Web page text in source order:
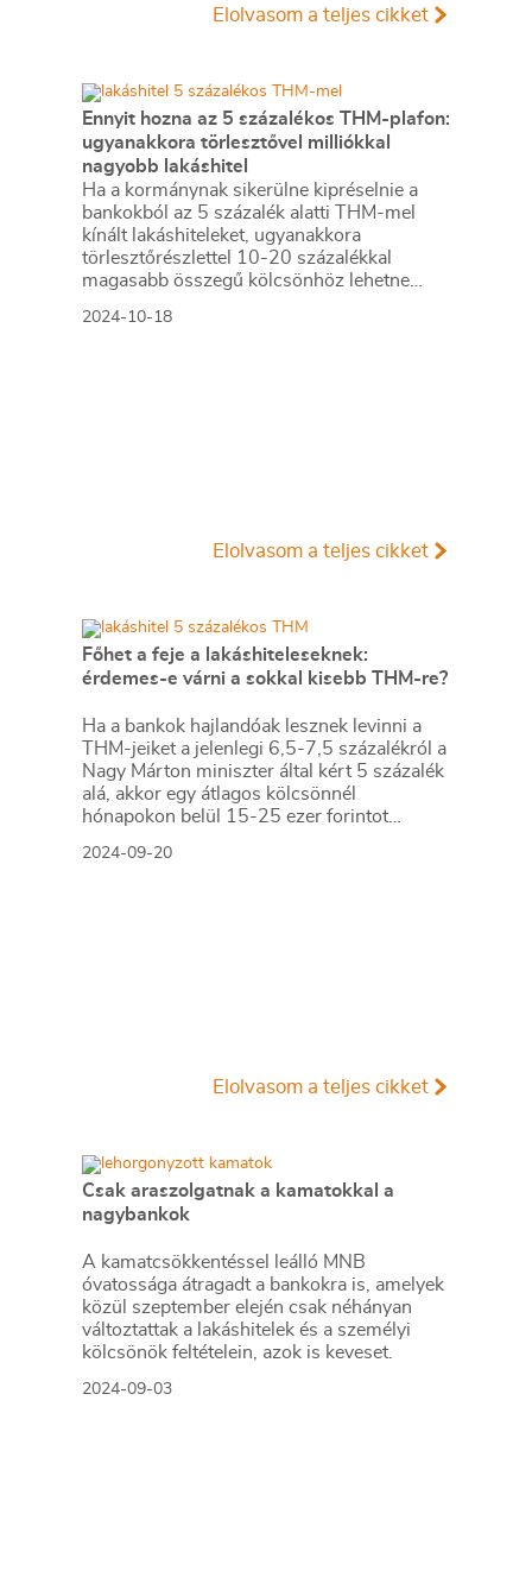
Elolvasom a teljes cikket
Ennyit hozna az 5 százalékos THM-plafon:
ugyanakkora törlesztővel milliókkal
nagyobb lakáshitel
Ha a kormánynak sikerülne kipréselnie a
bankokból az 5 százalék alatti THM-mel
kínált lakáshiteleket, ugyanakkora
törlesztőrészlettel 10-20 százalékkal
magasabb összegű kölcsönhöz lehetne
drágulását.
2024-10-18
Elolvasom a teljes cikket
Főhet a feje a lakáshiteleseknek:
érdemes-e várni a sokkal kisebb THM-re?
Ha a bankok hajlandóak lesznek levinni a
THM-jeiket a jelenlegi 6,5-7,5 százalékról a
Nagy Márton miniszter által kért 5 százalék
alá, akkor egy átlagos kölcsönnél
hónapokon belül 15-25 ezer forintot
ajánlatokhoz képest.
2024-09-20
Elolvasom a teljes cikket
Csak araszolgatnak a kamatokkal a
nagybankok
A kamatcsökkentéssel leálló MNB
óvatossága átragadt a bankokra is, amelyek
közül szeptember elején csak néhányan
változtattak a lakáshitelek és a személyi
kölcsönök feltételein, azok is keveset.
2024-09-03